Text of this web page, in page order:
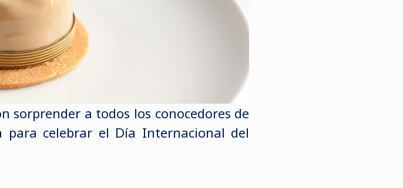
sorprender a todos los conocedores de
celebrar el Día Internacional del